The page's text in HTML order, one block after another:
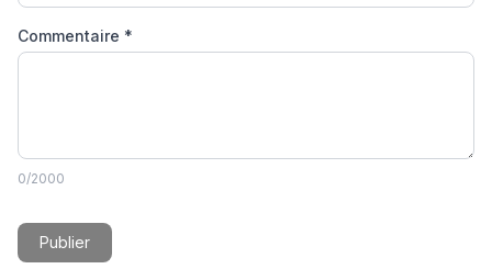
Commentaire *
0/2000
Publier